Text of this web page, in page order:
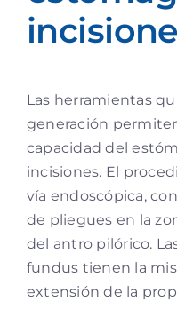
Las herramientas
generación
capacidad del
incisiones. El
vía endoscópica,
de pliegues en la
del antro pilórico.
fundus tienen la
extensión de la